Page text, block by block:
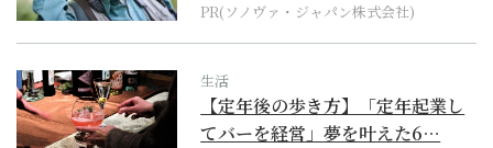
PR(ソノヴァ・ジャパン株式会社)
生活
【定年後の歩き方】「定年起業し
てバーを経営」夢を叶えた6…